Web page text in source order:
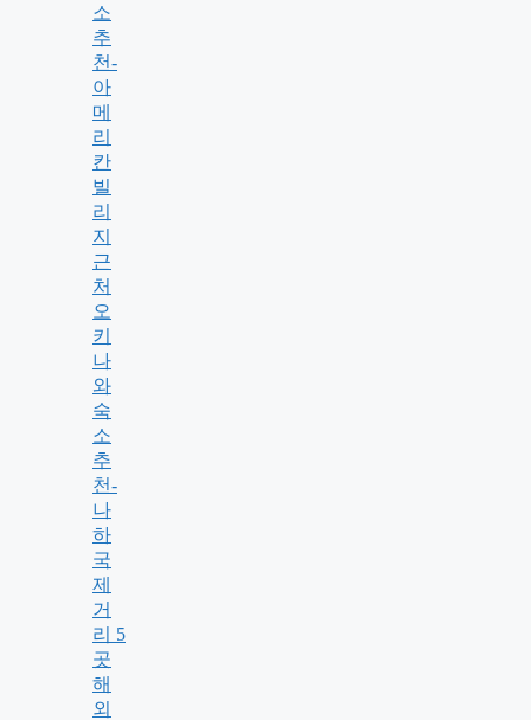
소
추
천-
아
메
리
칸
빌
리
지
근
처
오
키
나
와
숙
소
추
천-
나
하
국
제
거
리 5
곳
해
외